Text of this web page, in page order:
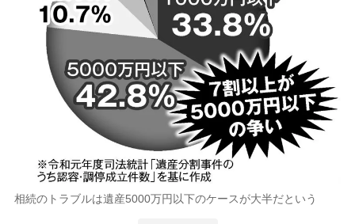
相続のトラブルは遺産5000万円以下のケースが大半だという